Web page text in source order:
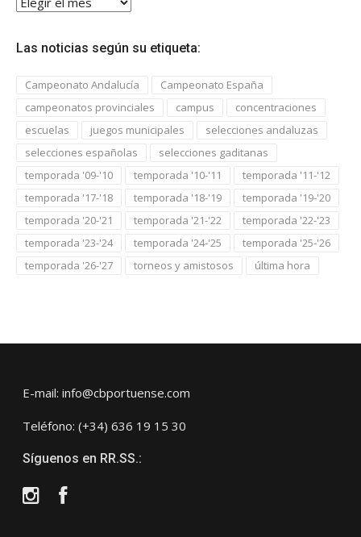
las
Las noticias según su etiqueta:
Campeonato Andalucía
Campeonato España
campeonatos provinciales
campus
concentraciones
escuelas
juegos municipales
selecciones andaluzas
selecciones españolas
selecciones gaditanas
temporada '09-'10
temporada '10-'11
temporada '11-'12
temporada '17-'18
temporada '18-'19
temporada '19-'20
temporada '20-'21
temporada '21-'22
temporada '22-'23
temporada '23-'24
temporada '24-'25
temporada '25-'26
temporada '26-'27
torneos y amistosos última hora
E-mail: info@cbportuense.com
Teléfono: (+34) 636 19 15 30
Síguenos en RR.SS.:
InstagramFacebook